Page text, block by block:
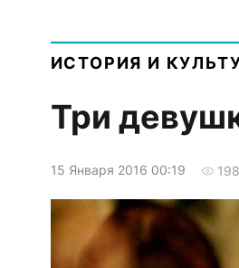
ИСТОРИЯ И
Три
15 Января 2016 00:19